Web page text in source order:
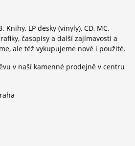
Knihy, LP desky (vinyly), CD, MC,
časopisy a další zajímavosti a
ale též vykupujeme nové i použité.
v naší kamenné prodejně v centru